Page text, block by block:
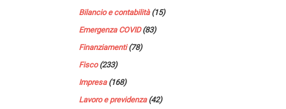
Bilancio e contabilità(15)
Emergenza COVID(83)
Finanziamenti(78)
Fisco(233)
Impresa(168)
Lavoro e previdenza(42)